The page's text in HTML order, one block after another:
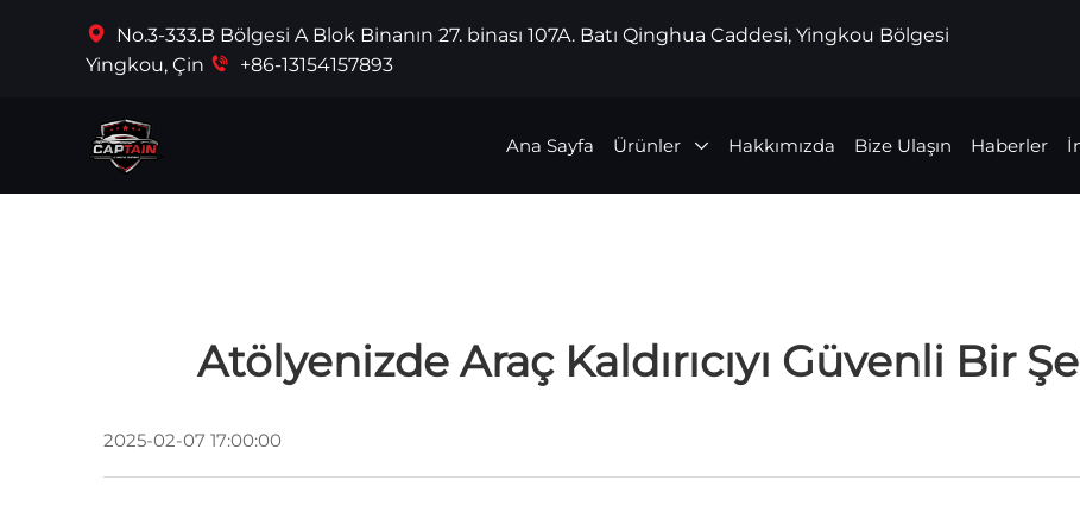
No.3-333.B Bölgesi A Blok Binanın 27. binası 107A. Batı Qinghua Caddesi, Yingkou Bölgesi
Yingkou, Çin
+86-13154157893
Ana Sayfa Ürünler Hakkımızda Bize Ulaşın Haberler
Atölyenizde Araç Kaldırıcıyı Güvenli Bir
2025-02-07 17:00:00